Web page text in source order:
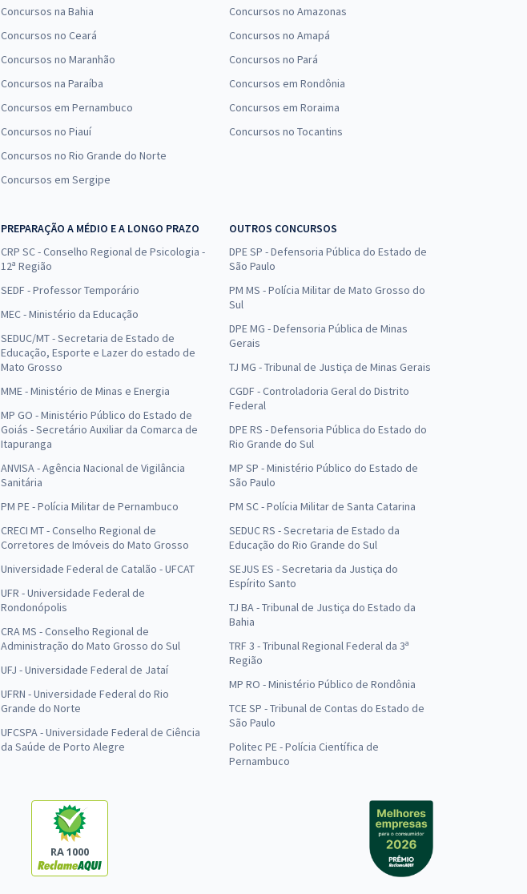
Concursos na Bahia
Concursos no Ceará
Concursos no Maranhão
Concursos na Paraíba
Concursos em Pernambuco
Concursos no Piauí
Concursos no Rio Grande do Norte
Concursos em Sergipe
Concursos no Amazonas
Concursos no Amapá
Concursos no Pará
Concursos em Rondônia
Concursos em Roraima
Concursos no Tocantins
PREPARAÇÃO A MÉDIO E A LONGO PRAZO
CRP SC - Conselho Regional de Psicologia -
12ª Região
SEDF - Professor Temporário
MEC - Ministério da Educação
SEDUC/MT - Secretaria de Estado de
Educação, Esporte e Lazer do estado de
Mato Grosso
MME - Ministério de Minas e Energia
MP GO - Ministério Público do Estado de
Goiás - Secretário Auxiliar da Comarca de
Itapuranga
ANVISA - Agência Nacional de Vigilância
Sanitária
PM PE - Polícia Militar de Pernambuco
CRECI MT - Conselho Regional de
Corretores de Imóveis do Mato Grosso
Universidade Federal de Catalão - UFCAT
UFR - Universidade Federal de
Rondonópolis
CRA MS - Conselho Regional de
Administração do Mato Grosso do Sul
UFJ - Universidade Federal de Jataí
UFRN - Universidade Federal do Rio
Grande do Norte
UFCSPA - Universidade Federal de Ciência
da Saúde de Porto Alegre
OUTROS CONCURSOS
DPE SP - Defensoria Pública do Estado de
São Paulo
PM MS - Polícia Militar de Mato Grosso do
Sul
DPE MG - Defensoria Pública de Minas
Gerais
TJ MG - Tribunal de Justiça de Minas Gerais
CGDF - Controladoria Geral do Distrito
Federal
DPE RS - Defensoria Pública do Estado do
Rio Grande do Sul
MP SP - Ministério Público do Estado de
São Paulo
PM SC - Polícia Militar de Santa Catarina
SEDUC RS - Secretaria de Estado da
Educação do Rio Grande do Sul
SEJUS ES - Secretaria da Justiça do
Espírito Santo
TJ BA - Tribunal de Justiça do Estado da
Bahia
TRF 3 - Tribunal Regional Federal da 3ª
Região
MP RO - Ministério Público de Rondônia
TCE SP - Tribunal de Contas do Estado de
São Paulo
Politec PE - Polícia Científica de
Pernambuco
RA 1000